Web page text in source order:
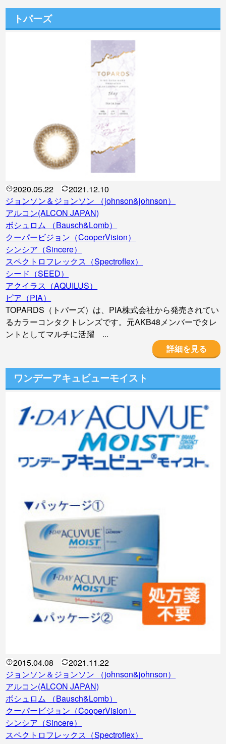
トパーズ
2020.05.22
2021.12.10
ジョンソン＆ジョンソン （johnson&johnson）
アルコン(ALCON JAPAN)
ボシュロム （Bausch&Lomb）
クーパービジョン（CooperVision）
シンシア（Sincere）
スペクトロフレックス（Spectroflex）
シード（SEED）
アクイラス（AQUILUS）
ピア（PIA）
TOPARDS（トパーズ）は、PIA株式会社から発売されてい
るカラーコンタクトレンズです。元AKB48メンバーでタレ
ントとしてマルチに活躍 ...
詳細を見る
ワンデーアキュビューモイスト
2015.04.08
2021.11.22
ジョンソン＆ジョンソン （johnson&johnson）
アルコン(ALCON JAPAN)
ボシュロム （Bausch&Lomb）
クーパービジョン（CooperVision）
シンシア（Sincere）
スペクトロフレックス（Spectroflex）